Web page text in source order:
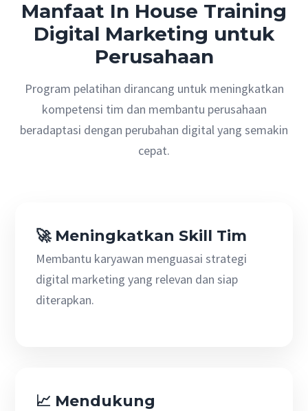
Manfaat In House Training
Digital Marketing untuk
Perusahaan
Program pelatihan dirancang untuk meningkatkan
kompetensi tim dan membantu perusahaan
beradaptasi dengan perubahan digital yang semakin
cepat.
🚀 Meningkatkan Skill Tim
Membantu karyawan menguasai strategi
digital marketing yang relevan dan siap
diterapkan.
📈 Mendukung